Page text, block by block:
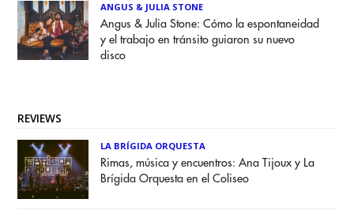
ANGUS & JULIA STONE
Angus & Julia Stone: Cómo la espontaneidad
y el trabajo en tránsito guiaron su nuevo
disco
REVIEWS
LA BRÍGIDA ORQUESTA
Rimas, música y encuentros: Ana Tijoux y La
Brígida Orquesta en el Coliseo